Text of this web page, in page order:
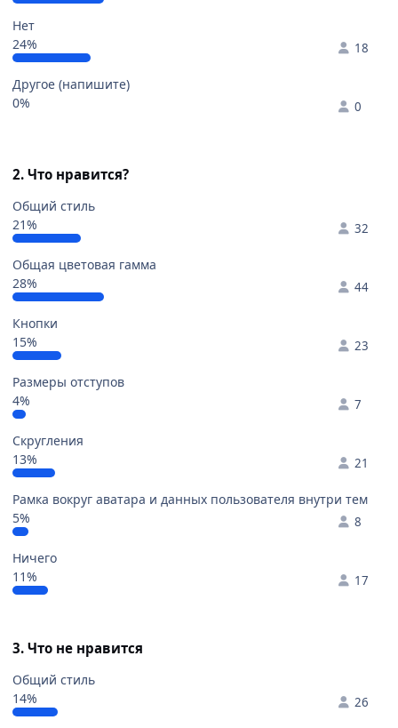
Нет
24%
18
Другое (напишите)
0%
0
2. Что нравится?
Общий стиль
21%
32
Общая цветовая гамма
28%
44
Кнопки
15%
23
Размеры отступов
4%
7
Скругления
13%
21
Рамка вокруг аватара и данных пользователя внутри тем
5%
8
Ничего
11%
17
3. Что не нравится
Общий стиль
14%
26